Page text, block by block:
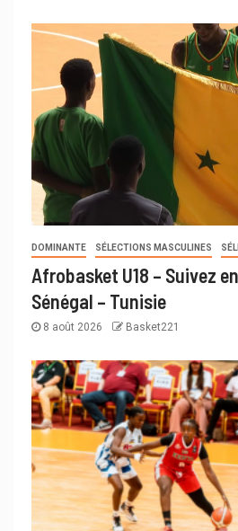
DOMINANTE SÉLECTIONS MASCULINES
Afrobasket U18 – Suivez
Sénégal – Tunisie
8 août 2026 Basket221